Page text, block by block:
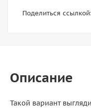
Поделиться ссылкой:
Описание
Такой вариант